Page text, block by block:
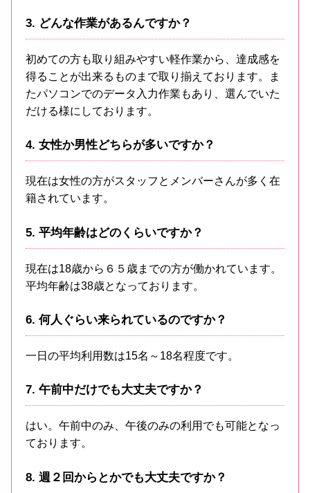
3. どんな作業があるんですか？
初めての方も取り組みやすい軽作業から、達成感を
得ることが出来るものまで取り揃えております。ま
たパソコンでのデータ入力作業もあり、選んでいた
だける様にしております。
4. 女性か男性どちらが多いですか？
現在は女性の方がスタッフとメンバーさんが多く在
籍されています。
5. 平均年齢はどのくらいですか？
現在は18歳から６５歳までの方が働かれています。
平均年齢は38歳となっております。
6. 何人ぐらい来られているのですか？
一日の平均利用数は15名～18名程度です。
7. 午前中だけでも大丈夫ですか？
はい。午前中のみ、午後のみの利用でも可能となっ
ております。
8. 週２回からとかでも大丈夫ですか？